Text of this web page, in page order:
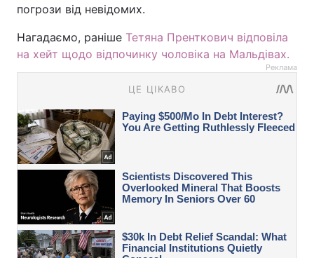
погрози від невідомих.
Нагадаємо, раніше Тетяна Пренткович відповіла
на хейт щодо відпочинку чоловіка на Мальдівах.
Реклама